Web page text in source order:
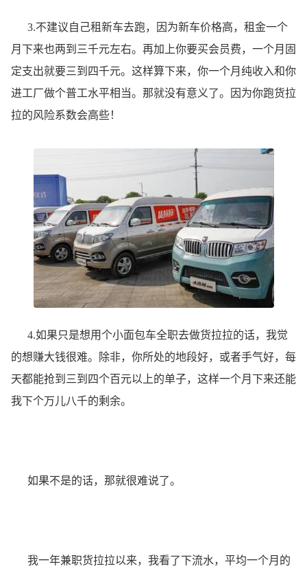
3.不建议自己租新车去跑，因为新车价格高，租金一个
月下来也两到三千元左右。再加上你要买会员费，一个月固
定支出就要三到四千元。这样算下来，你一个月纯收入和你
进工厂做个普工水平相当。那就没有意义了。因为你跑货拉
拉的风险系数会高些！
4.如果只是想用个小面包车全职去做货拉拉的话，我觉
的想赚大钱很难。除非，你所处的地段好，或者手气好，每
天都能抢到三到四个百元以上的单子，这样一个月下来还能
我下个万儿八千的剩余。
如果不是的话，那就很难说了。
我一年兼职货拉拉以来，我看了下流水，平均一个月的